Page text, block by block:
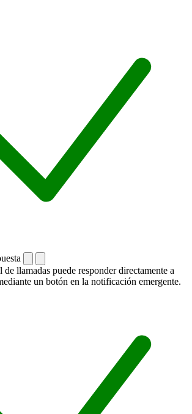
llamadas puede responder directamente a
un botón en la notificación emergente.